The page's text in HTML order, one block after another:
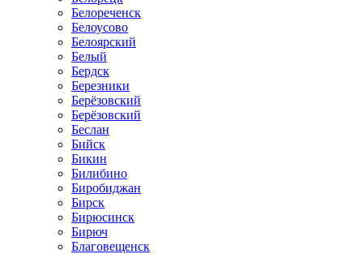
Белореченск
Белоусово
Белоярский
Белый
Бердск
Березники
Берёзовский
Берёзовский
Беслан
Бийск
Бикин
Билибино
Биробиджан
Бирск
Бирюсинск
Бирюч
Благовещенск